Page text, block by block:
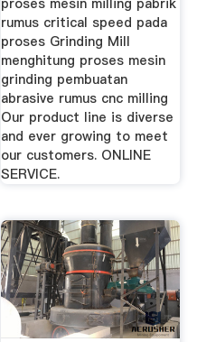
rumus critical speed pada
proses Grinding Mill
menghitung proses mesin
grinding pembuatan
abrasive rumus cnc milling
Our product line is diverse
and ever growing to meet
our customers. ONLINE
SERVICE.